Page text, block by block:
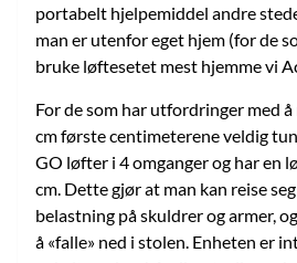
portabelt hjelpemiddel andre
man er utenfor eget hjem (for de
bruke løftesetet mest hjemme vi
For de som har utfordringer med å
cm første centimeterene veldig
GO løfter i 4 omganger og har en
cm. Dette gjør at man kan reise
belastning på skuldrer og armer,
å «falle» ned i stolen. Enheten er